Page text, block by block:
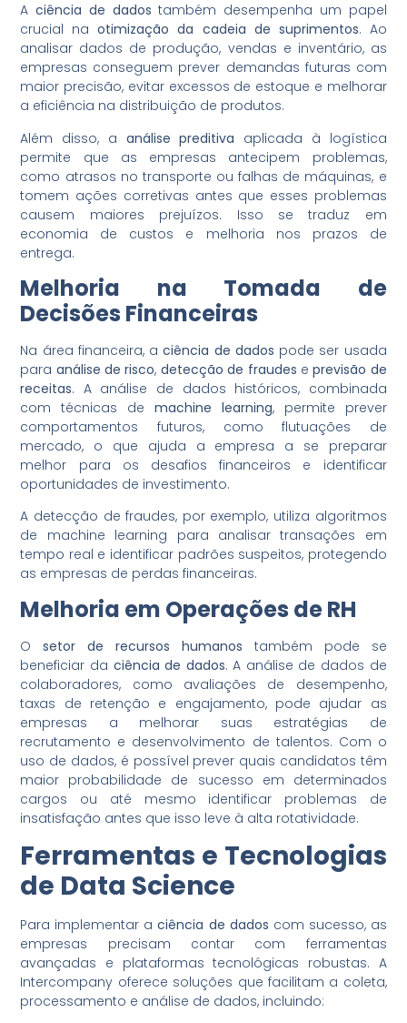
Aciência de dados também desempenha um papel
crucial naotimização da cadeia de suprimentos. Ao
analisar dados de produção, vendas e inventário, as
empresas conseguem prever demandas futuras com
maior precisão, evitar excessos de estoque e melhorar
a eficiência na distribuição de produtos.
Além disso, a análise preditiva aplicada à logística
permite que as empresas antecipem problemas,
como atrasos no transporte ou falhas de máquinas, e
tomem ações corretivas antes que esses problemas
causem maiores prejuízos. Isso se traduz em
economia de custos e melhoria nos prazos de
entrega.
Melhoria na Tomada de
Decisões Financeiras
Na área financeira, aciência de dados pode ser usada
para análise de risco, detecção de fraudes eprevisão de
receitas. A análise de dados históricos, combinada
com técnicas de machine learning, permite prever
comportamentos futuros, como flutuações de
mercado, o que ajuda a empresa a se preparar
melhor para os desafios financeiros e identificar
oportunidades de investimento.
A detecção de fraudes, por exemplo, utiliza algoritmos
de machine learning para analisar transações em
tempo real e identificar padrões suspeitos, protegendo
as empresas de perdas financeiras.
Melhoria em Operações de RH
Osetor de recursos humanos também pode se
beneficiar da ciência de dados. A análise de dados de
colaboradores, como avaliações de desempenho,
taxas de retenção e engajamento, pode ajudar as
empresas a melhorar suas estratégias de
recrutamento e desenvolvimento de talentos. Com o
uso de dados, é possível prever quais candidatos têm
maior probabilidade de sucesso em determinados
cargos ou até mesmo identificar problemas de
insatisfação antes que isso leve à alta rotatividade.
Ferramentas e Tecnologias
de Data Science
Para implementar aciência de dados com sucesso, as
empresas precisam contar com ferramentas
avançadas e plataformas tecnológicas robustas. A
Intercompany oferece soluções que facilitam a coleta,
processamento e análise de dados, incluindo: